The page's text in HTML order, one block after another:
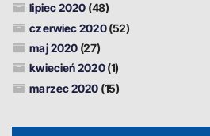
lipiec 2020 (48)
czerwiec 2020(52)
maj 2020 (27)
kwiecień 2020(1)
marzec 2020 (15)